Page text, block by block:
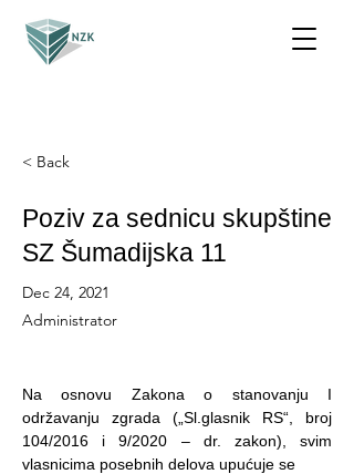
< Back
Poziv za sednicu skupštine
SZ Šumadijska 11
Dec 24, 2021
Administrator
Na osnovu Zakona o stanovanju I
održavanju zgrada („Sl.glasnik RS“, broj
104/2016 i 9/2020 – dr. zakon), svim
vlasnicima posebnih delova upućuje se